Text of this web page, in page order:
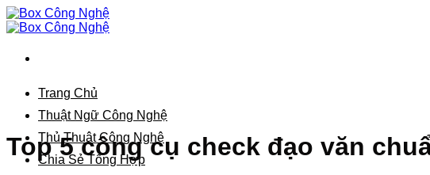
Bỏ
qua
dung
Trang Chủ
Thuật Ngữ Công Nghệ
Thủ Thuật Công Nghệ
Chia Sẻ Tổng Hợp
Top 5 công cụ check đạo văn